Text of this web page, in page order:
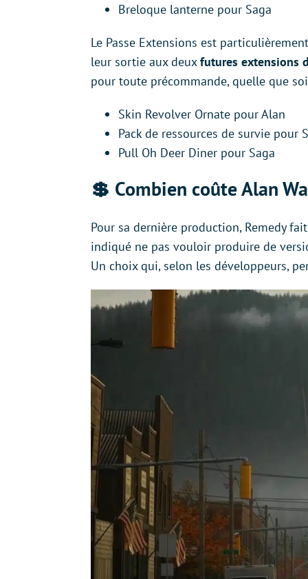
Breloque lanterne pour Saga
Le Passe Extensions est
leur sortie aux deuxfutures extensions
pour toute précommande, quelle que
Skin Revolver Ornate pour Alan
Pack de ressources de survie pour
Pull Oh Deer Diner pour Saga
💲 Combien coûte Alan
Pour sa dernière production, Remedy
indiqué ne pas vouloir produire de
Un choix qui, selon les développeurs,